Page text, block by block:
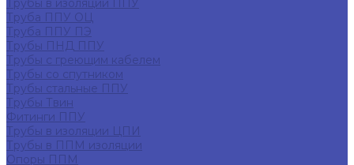
Трубы в изоляции ППУ
Труба ППУ ОЦ
Труба ППУ ПЭ
Трубы ПНД ППУ
Трубы с греющим кабелем
Трубы со спутником
Трубы стальные ППУ
Трубы Твин
Фитинги ППУ
Трубы в изоляции ЦПИ
Трубы в ППМ изоляции
Опоры ППМ